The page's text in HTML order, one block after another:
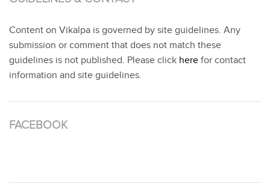
Content on Vikalpa is governed by site guidelines. Any
submission or comment that does not match these
guidelines is not published. Please click here for contact
information and site guidelines.
FACEBOOK